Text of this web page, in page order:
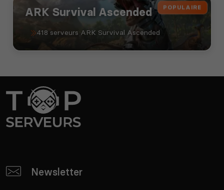
POPULAIRE
ARK Survival Ascended
418 serveurs ARK Survival Ascended
Newsletter